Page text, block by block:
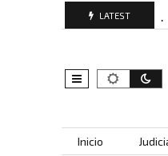
LATEST
en Manizales?…
Skip to content
Inicio